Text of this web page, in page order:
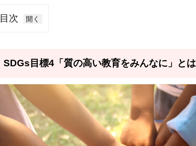
目次
1
目標
の高
い教
育を
みん
SDGs目標4「質の高い教育をみんなに」とは